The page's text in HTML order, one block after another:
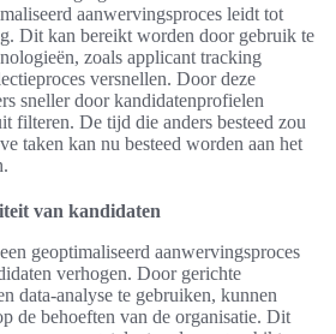
aanwervingsproces leidt tot
Dit kan bereikt worden door gebruik te
zoals applicant tracking
versnellen. Door deze
sneller door kandidatenprofielen
filteren. De tijd die anders besteed zou
taken kan nu besteed worden aan het
van kandidaten
geoptimaliseerd aanwervingsproces
verhogen. Door gerichte
data-analyse te gebruiken, kunnen
de behoeften van de organisatie. Dit